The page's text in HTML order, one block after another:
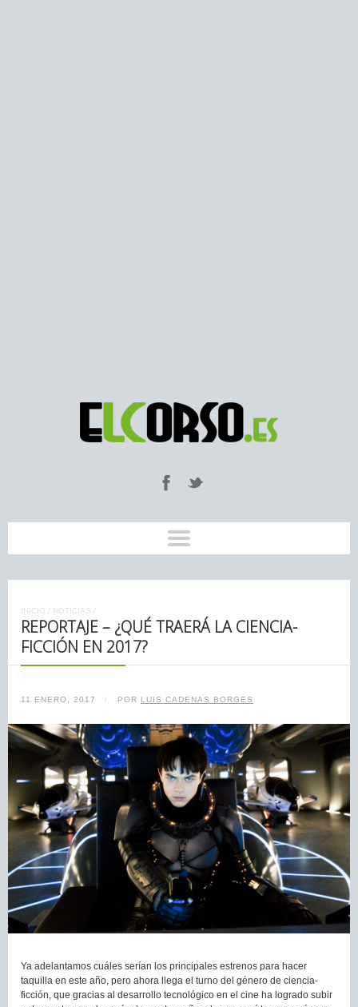
INICIO / NOTICIAS /
REPORTAJE – ¿QUÉ TRAERÁ LA CIENCIA-
FICCIÓN EN 2017?
11 ENERO, 2017 / POR LUIS CADENAS BORGES
Ya adelantamos cuáles serían los principales estrenos para hacer
taquilla en este año, pero ahora llega el turno del género de ciencia-
ficción, que gracias al desarrollo tecnológico en el cine ha logrado subir